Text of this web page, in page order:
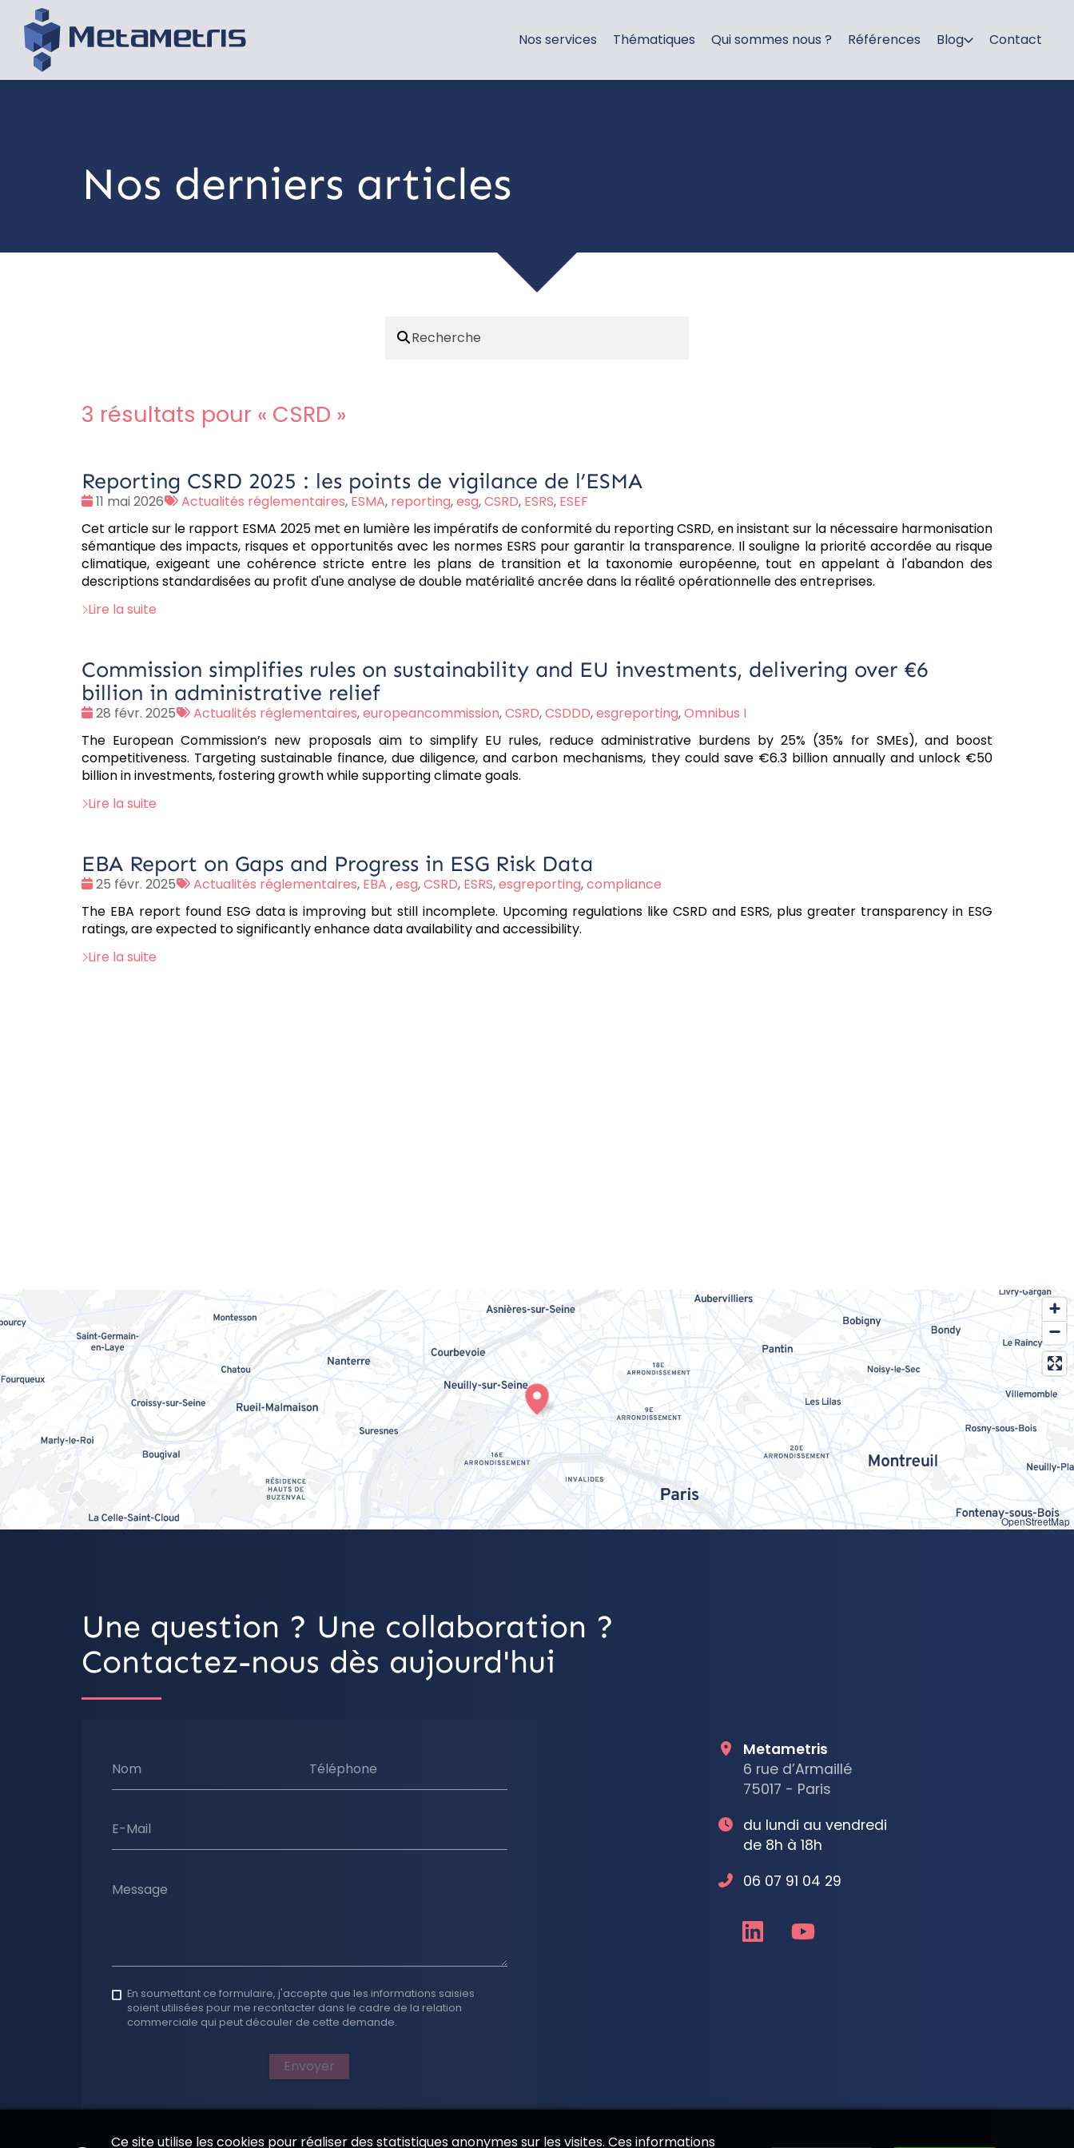
Nos services Thématiques Qui sommes nous ? Références Blog Contact
Nos derniers articles
3 résultats pour « CSRD »
Reporting CSRD 2025 : les points de vigilance de l’ESMA
Date
11 mai 2026
Tags
Actualités réglementaires, ESMA, reporting,esg,CSRD, ESRS, ESEF
Cet article sur le rapport ESMA 2025 met en lumière les impératifs de conformité du reporting CSRD, en insistant sur la nécessaire harmonisation
sémantique des impacts, risques et opportunités avec les normes ESRS pour garantir la transparence. Il souligne la priorité accordée au risque
climatique, exigeant une cohérence stricte entre les plans de transition et la taxonomie européenne, tout en appelant à l'abandon des
descriptions standardisées au profit d'une analyse de double matérialité ancrée dans la réalité opérationnelle des entreprises.
Lire la suite
Commission simplifies rules on sustainability and EU investments, delivering over €6
billion in administrative relief
Date
28 févr. 2025
Tags
Actualités réglementaires,europeancommission,CSRD,CSDDD,esgreporting,Omnibus I
The European Commission’s new proposals aim to simplify EU rules, reduce administrative burdens by 25% (35% for SMEs), and boost
competitiveness. Targeting sustainable finance, due diligence, and carbon mechanisms, they could save €6.3 billion annually and unlock €50
billion in investments, fostering growth while supporting climate goals.
Lire la suite
EBA Report on Gaps and Progress in ESG Risk Data
Date
25 févr. 2025
Tags
Actualités réglementaires, EBA ,esg,CSRD, ESRS,esgreporting,compliance
The EBA report found ESG data is improving but still incomplete. Upcoming regulations like CSRD and ESRS, plus greater transparency in ESG
ratings, are expected to significantly enhance data availability and accessibility.
Lire la suite
OpenStreetMap
Une question ? Une collaboration ?
Contactez-nous dès aujourd'hui
Nom Téléphone
E-Mail
Message
En soumettant ce formulaire, j'accepte que les informations saisies
soient utilisées pour me recontacter dans le cadre de la relation
commerciale qui peut découler de cette demande.
Envoyer
Metametris
6 rue d’Armaillé
75017 - Paris
du lundi au vendredi
de 8h à 18h
06 07 91 04 29
Ce site utilise les cookies pour réaliser des statistiques anonymes sur les visites. Ces informations